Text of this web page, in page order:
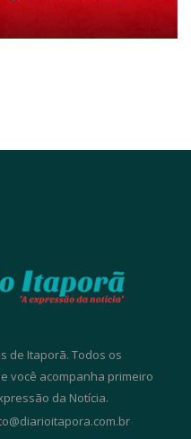
de Itaporã. Todos os
você acompanha primeiro
da Notícia.